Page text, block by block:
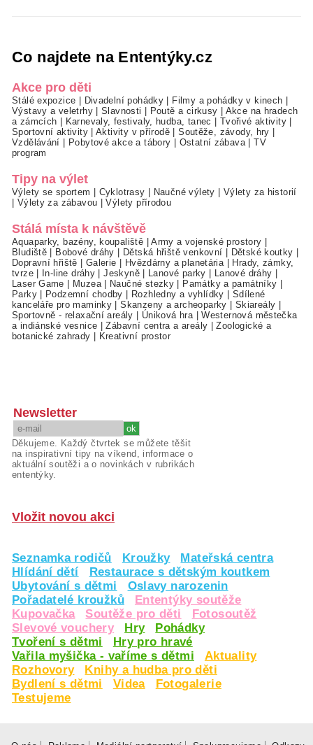
Co najdete na Ententýky.cz
Akce pro děti
Stálé expozice Divadelní pohádky Filmy a pohádky v kinech
Výstavy a veletrhy|Slavnosti Poutě a cirkusy
Akce na hradech
a zámcích
Karnevaly, festivaly, hudba, tanec Tvořivé aktivity
Sportovní aktivity|Aktivity v přírodě |Soutěže, závody, hry
Vzdělávání
Pobytové akce a tábory Ostatní zábava|TV
program
Tipy na výlet
Výlety se sportem Cyklotrasy Naučné výlety
Výlety za historií
Výlety za zábavou |Výlety přírodou
Stálá místa k návštěvě
Aquaparky, bazény, koupaliště |Army a vojenské prostory
Bludiště
Bobové dráhy Dětská hřiště venkovní Dětské koutky
Dopravní hřiště
Galerie Hvězdárny a planetária|
Hrady, zámky,
tvrze| In-line dráhy |Jeskyně| Lanové parky Lanové dráhy
Laser Game
Muzea| Naučné stezky Památky a památníky
Parky| Podzemní chodby Rozhledny a vyhlídky
Sdílené
kanceláře pro maminky |Skanzeny a archeoparky Skiareály
Sportovně - relaxační areály
Úniková hra|Westernová městečka
a indiánské vesnice |Zábavní centra a areály |Zoologické a
botanické zahrady
Kreativní prostor
Newsletter
Děkujeme. Každý čtvrtek se můžete těšit
na inspirativní tipy na víkend, informace o
aktuální soutěži a o novinkách v rubrikách
ententýky.
Vložit novou akci
Seznamka rodičů Kroužky
Mateřská centra
Hlídání dětí
Restaurace s dětským koutkem
Ubytování s dětmi
Oslavy narozenin
Pořadatelé kroužků
Ententýky soutěže
Kupovačka
Soutěže pro děti
Fotosoutěž
Slevové vouchery
Hry
Pohádky
Tvoření s dětmi
Hry pro hravé
Vařila myšička - vaříme s dětmi
Aktuality
Rozhovory
Knihy a hudba pro děti
Bydlení s dětmi
Videa
Fotogalerie
Testujeme